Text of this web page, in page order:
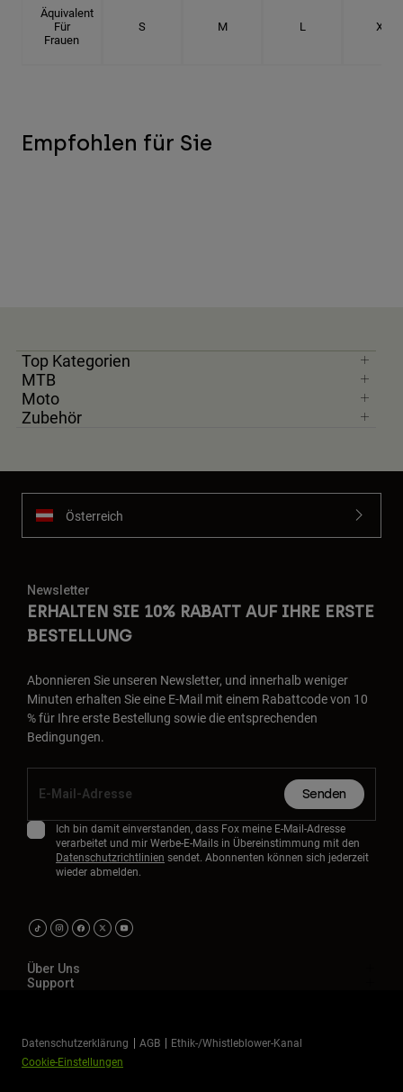
Äquivalent
Für
Frauen
S M L XL
Empfohlen für Sie
Top Kategorien
MTB
Moto
Zubehör
Österreich
Newsletter
ERHALTEN SIE 10% RABATT AUF IHRE ERSTE
BESTELLUNG
Abonnieren Sie unseren Newsletter, und innerhalb weniger
Minuten erhalten Sie eine E-Mail mit einem Rabattcode von 10
% für Ihre erste Bestellung sowie die entsprechenden
Bedingungen.
Senden
Ich bin damit einverstanden, dass Fox meine E-Mail-Adresse
verarbeitet und mir Werbe-E-Mails in Übereinstimmung mit den
Datenschutzrichtlinien sendet. Abonnenten können sich jederzeit
wieder abmelden.
Über Uns
Support
Datenschutzerklärung AGB
Ethik-/Whistleblower-Kanal
Cookie-Einstellungen